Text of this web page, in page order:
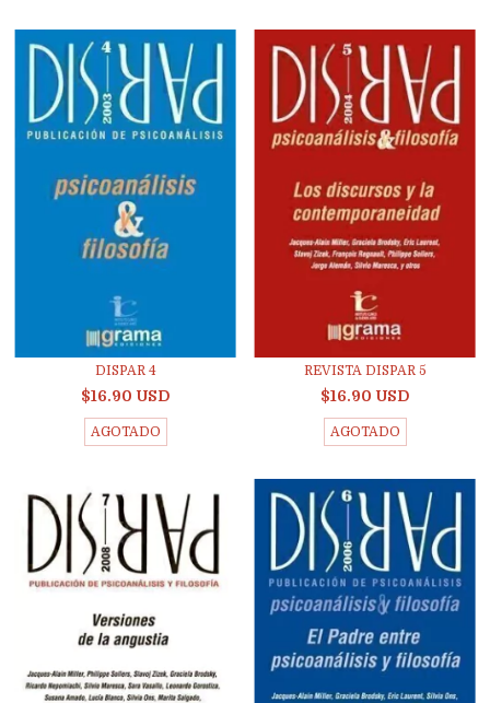
DISPAR 4
$16.90 USD
AGOTADO
REVISTA DISPAR 5
$16.90 USD
AGOTADO